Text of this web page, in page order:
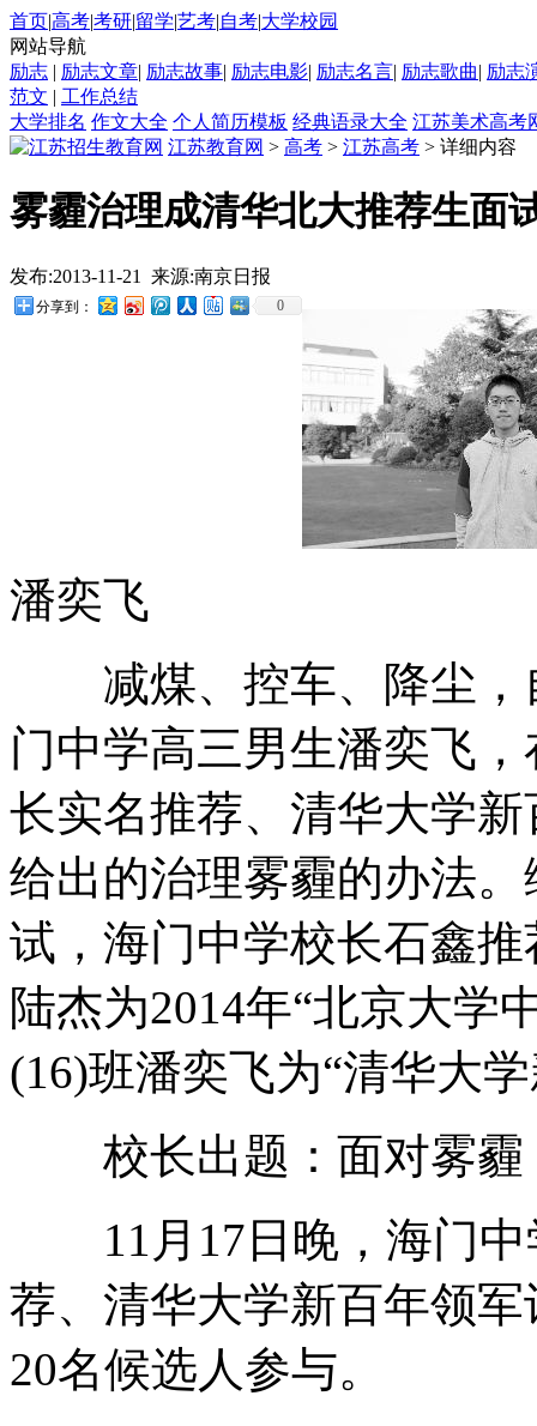
首页|高考|考研|留学|艺考|自考|大学校园
网站导航
励志 | 励志文章| 励志故事| 励志电影| 励志名言| 励志歌曲| 励志
范文 | 工作总结
大学排名 作文大全 个人简历模板 经典语录大全 江苏美术高考
江苏教育网 > 高考 > 江苏高考 > 详细内容
雾霾治理成清华北大推荐生面
发布:2013-11-21 来源:南京日报
分享到： 0
潘奕飞
减煤、控车、降尘，
门中学高三男生潘奕飞
长实名推荐、清华大学
给出的治理雾霾的办法
试，海门中学校长石鑫
陆杰为2014年“北京大学
(16)班潘奕飞为“清华大
校长出题：面对雾霾
11月17日晚，海门中
荐、清华大学新百年领
20名候选人参与。